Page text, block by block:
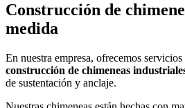
Construcción de
medida
En nuestra empresa, ofrecemos
construcción de chimeneas
de sustentación y anclaje.